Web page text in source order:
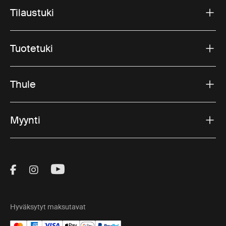
Tilaustuki
Tuotetuki
Thule
Myynti
Visit Thule on Facebook (external link)
Visit Thule on Instagram (external link)
Visit Thule on Youtube (external
Hyväksytyt maksutavat